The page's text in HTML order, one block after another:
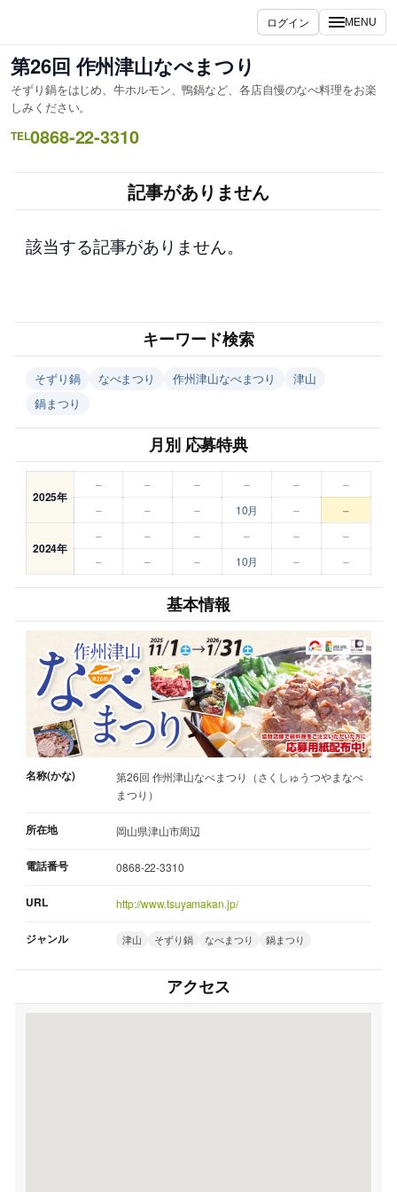
を
ス
キ
ッ
プ
ログイン MENU
第26回 作州津山なべまつり
そずり鍋をはじめ、牛ホルモン、鴨鍋など、各店自慢のなべ料理をお楽
しみください。
TEL0868-22-3310
記事がありません
該当する記事がありません。
キーワード検索
そずり鍋 なべまつり 作州津山なべまつり
津山
鍋まつり
月別 応募特典
2025年
– – – – –
–
–
– – 10月 – –
2024年
– – – – –
–
–
– – 10月 – –
基本情報
名称(かな)
第26回 作州津山なべまつり（さくしゅうつやまなべ
まつり）
所在地 岡山県津山市周辺
電話番号 0868-22-3310
URL http://www.tsuyamakan.jp/
ジャンル 津山 そずり鍋 なべまつり 鍋まつり
アクセス